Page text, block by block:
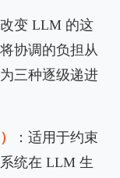
变 LLM 的这
将协调的负担从
三种逐级递进
：适用于约束
统在 LLM 生